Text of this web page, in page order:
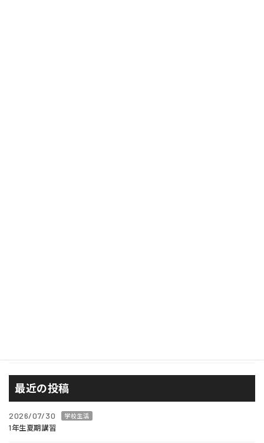
最近の投稿
2026/07/30 学校生活
1年生夏期講習